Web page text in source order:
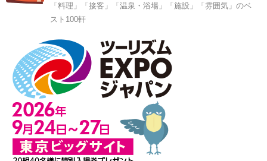
「料理」「接客」「温泉・浴場」「施設」「雰囲気」のベ
スト100軒